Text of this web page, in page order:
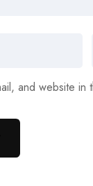
and website